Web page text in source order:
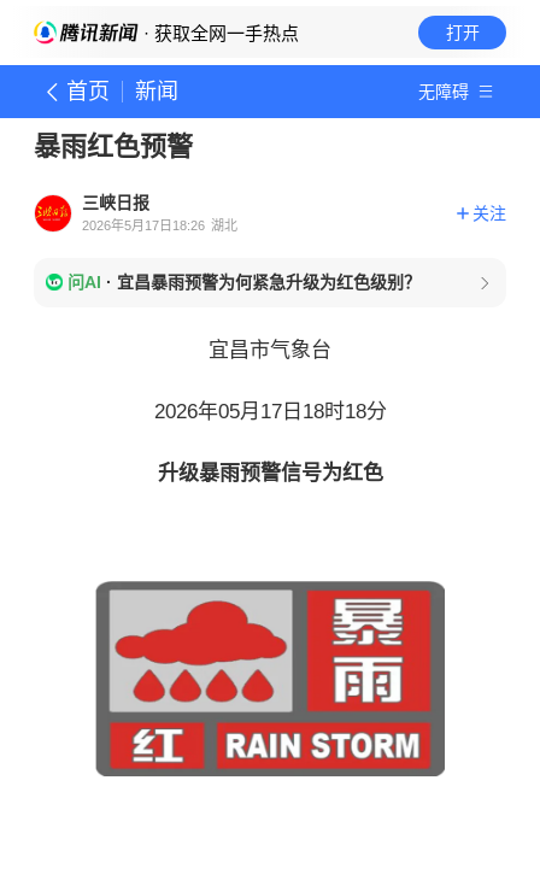
· 获取全网一手热点 打开
首页 新闻 无障碍
暴雨红色预警
三峡日报
2026年5月17日18:26 湖北
关注
问AI · 宜昌暴雨预警为何紧急升级为红色级别？
宜昌市气象台
2026年05月17日18时18分
升级暴雨预警信号为红色